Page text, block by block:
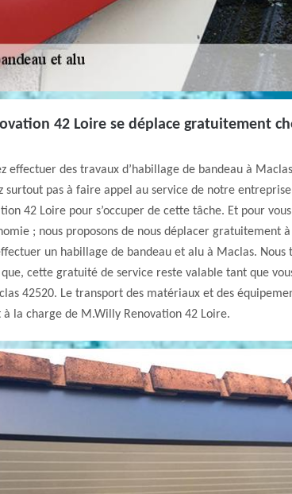
42 Loire se déplace gratuitement
effectuer des travaux d’habillage de bandeau à Maclas
surtout pas à faire appel au service de notre entreprise
42 Loire pour s’occuper de cette tâche. Et pour
; nous proposons de nous déplacer gratuitement
un habillage de bandeau et alu à Maclas. Nous
cette gratuité de service reste valable tant que
42520. Le transport des matériaux et des
la charge de M.Willy Renovation 42 Loire.